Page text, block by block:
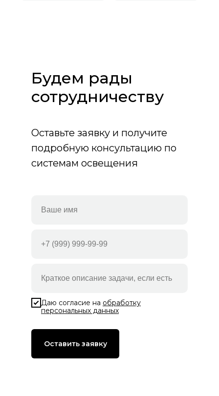
Оставьте заявку и получите
подробную консультацию по
системам освещения
Даю согласие на обработку
персональных данных
Оставить заявку
Будем рады
сотрудничеству